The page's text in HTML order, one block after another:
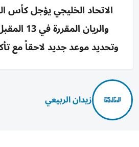
الاتحاد الخليجي يؤجل كأس
والريان
وتحديد موعد جديد لاحقاً مع
زيدان الربيعي